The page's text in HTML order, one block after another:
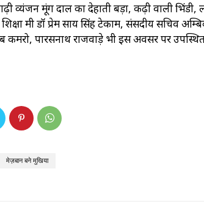
व्यंजन मूंग दाल का देहाती बड़ा, कढ़ी वाली भिंडी,
मंत्री डॉ प्रेम साय सिंह टेकाम, संसदीय सचिव
पारसनाथ राजवाड़े भी इस अवसर पर
मेज़बान बने मुखिया